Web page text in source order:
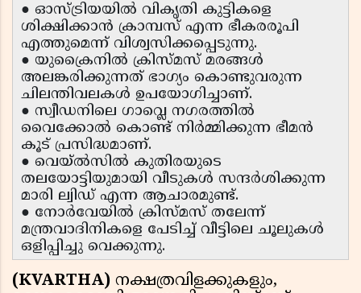
● ഓസ്ട്രിയയിൽ വികൃതി കുട്ടികളെ
ശിക്ഷിക്കാൻ ക്രാമ്പസ് എന്ന ഭീകരരൂപി
എത്തുമെന്ന് വിശ്വസിക്കപ്പെടുന്നു.
● യുക്രൈനിൽ ക്രിസ്മസ് മരങ്ങൾ
അലങ്കരിക്കുന്നത് ഭാഗ്യം കൊണ്ടുവരുന്ന
ചിലന്തിവലകൾ ഉപയോഗിച്ചാണ്.
● സ്വീഡനിലെ ഗാവ്ലെ നഗരത്തിൽ
വൈക്കോൽ കൊണ്ട് നിർമ്മിക്കുന്ന ഭീമൻ
കൂട് പ്രസിദ്ധമാണ്.
● വെയ്‌ൽസിൽ കുതിരയുടെ
തലയോട്ടിയുമായി വീടുകൾ സന്ദർശിക്കുന്ന
മാരി ല്വിഡ് എന്ന ആചാരമുണ്ട്.
● നോർവേയിൽ ക്രിസ്മസ് തലേന്ന്
മന്ത്രവാദിനികളെ പേടിച്ച് വീട്ടിലെ ചൂലുകൾ
ഒളിപ്പിച്ചു വെക്കുന്നു.
(KVARTHA) നക്ഷത്രവിളക്കുകളും,